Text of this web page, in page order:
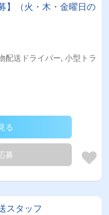
】（火・木・金曜日の
配送ドライバー, 小型トラ
る
募
スタッフ